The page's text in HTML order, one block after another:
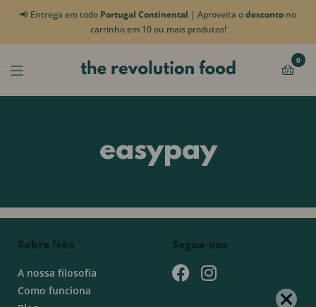
📢 Entrega em todo Portugal Continental | Aproveita odesconto no
carrinho em 10 ou mais produtos!
0
easypay
Sobre Nós
A nossa filosofia
Como funciona
Segue-nos